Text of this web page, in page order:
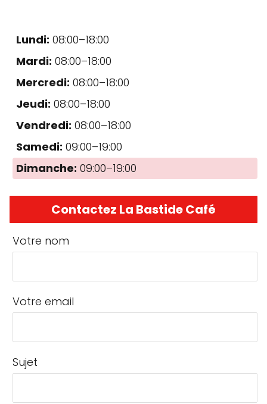
Lundi: 08:00–18:00
Mardi: 08:00–18:00
Mercredi: 08:00–18:00
Jeudi: 08:00–18:00
Vendredi: 08:00–18:00
Samedi: 09:00–19:00
Dimanche: 09:00–19:00
Contactez La Bastide Café
Votre nom
Votre email
Sujet